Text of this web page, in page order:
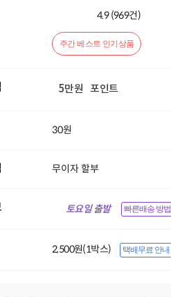
4.9 (969건)
주간 베스트 인기상품
5만원 포인트
30원
무이자 할부
토요일 출발 빠른배송 방법
2,500원(1박스) 택배무료 안내